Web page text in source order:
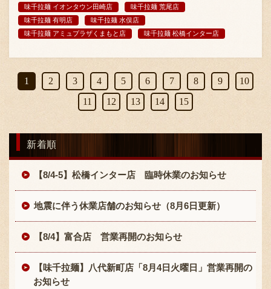
味千拉麺 イオンタウン田崎店
味千拉麺 荒尾店
味千拉麺 有明店
味千拉麺 水俣店
味千拉麺 アミュプラザくまもと店
味千拉麺 松橋インター店
1 2 3 4 5 6 7 8 9
10
11
12 13 14 15
新着順
【8/4-5】松橋インター店 臨時休業のお知らせ
地震に伴う休業店舗のお知らせ（8月6日更新）
【8/4】富合店 営業再開のお知らせ
【味千拉麺】八代新町店「8月4日火曜日」営業再開の
お知らせ